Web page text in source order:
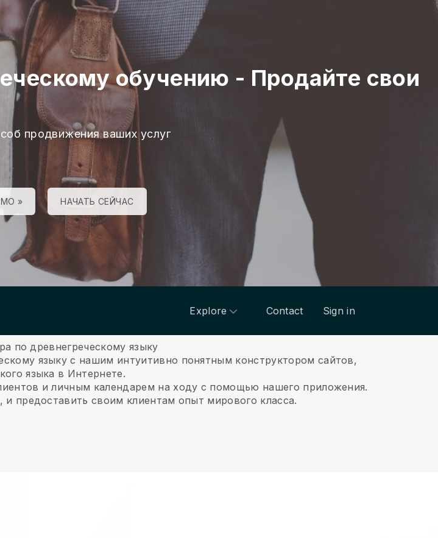
обучению - Продайте свои
продвижения ваших услуг
» НАЧАТЬ СЕЙЧАС
Explore Contact Sign in
по древнегреческому языку
языку с нашим интуитивно понятным конструктором сайтов,
языка в Интернете.
и личным календарем на ходу с помощью нашего приложения.
предоставить своим клиентам опыт мирового класса.